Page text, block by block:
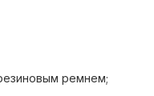
ремнем;